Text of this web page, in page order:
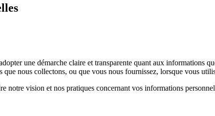
une démarche claire et transparente quant aux informations
nous collectons, ou que vous nous fournissez, lorsque vous
notre vision et nos pratiques concernant vos informations